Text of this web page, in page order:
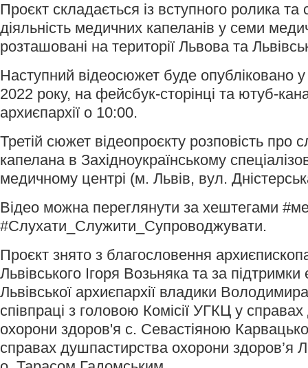
Проєкт складається із вступного ролика та
діяльність медичних капеланів у семи
розташовані на території Львова та
Наступний відеосюжет буде опубліковано
2022 року, на фейсбук-сторінці та ютуб-
архиєпархії о 10:00.
Третій сюжет відеопроєкту розповість про
капелана в Західноукраїнському
медичному центрі (м. Львів, вул.
Відео можна переглянути за хештегами
#Слухати_Служити_Супроводжувати.
Проєкт знято з благословення
Львівського Ігоря Возьняка та за
Львівської архиєпархії владики
співпраці з головою Комісії УГКЦ у
охорони здоров'я с. Севастіяною
справах душпастирства охорони здоров’я